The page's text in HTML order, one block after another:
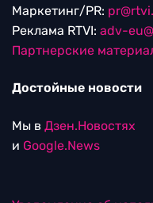
Маркетинг/PR:
Реклама RTVI: adv-
Партнерские
Достойные новости
Мы в Дзен.Новостях
и Google.News